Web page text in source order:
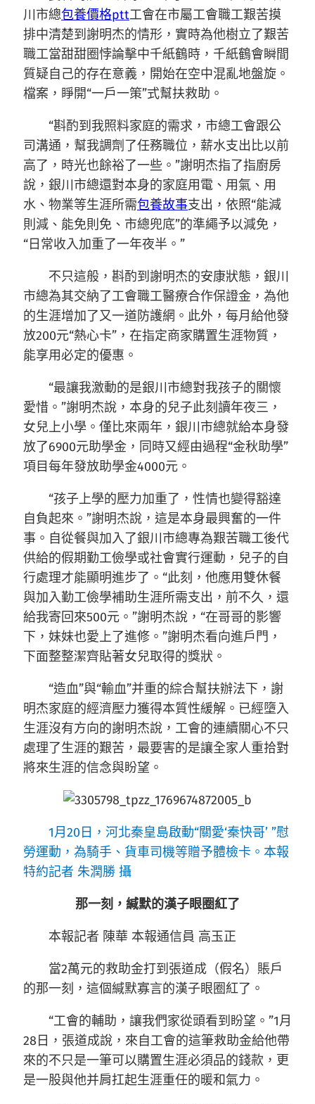
川市總包養價格ptt工會在市屬工會職工艱苦摸
排中清楚到謝明杰的情形，實時為他樹立了艱苦
職工當甜甜圈悖論擊中千紙鶴時，千紙鶴會瞬間
質疑自己的存在意義，開始在空中混亂地盤旋。
檔案，睜開“一戶一策”式幫扶救助。
“斟酌到我照料家庭的需求，市總工會跟公
司溝通，幫我調劑了任務職位，薪水支出比以前
高了，時光也餘裕了一些。”謝明杰指了指廚房
說，銀川市總還對本身的家庭用電、用氣、用
水、物業等生涯所需包養故事支出，依照“能減
則減、能免則免、市總兜底”的準繩予以減免，
“日常收入加重了一年夜半。”
不只這般，斟酌到謝明杰的安康狀態，銀川
市總為其交納了工會職工醫療合作保證金，為他
的生涯增加了又一道防護網。此外，每月給他發
放200元“熱心卡”，在指定商家購置生涯物質，
能享用必定的優惠。
“最讓我激動的是銀川市總對我孩子的關懷
愛惜。”謝明杰說，本身的兒子此刻讀年夜三，
女兒上小學。僅比來兩年，銀川市總就給本身發
放了6900元助學金，同時又經由過程“金秋助學”
項目每年發放助學金4000元。
“孩子上學的壓力加重了，性情也變得豁達
自負起來。”謝明杰說，這是本身最興奮的一件
事。自從餐與加入了銀川市總專為艱苦職工後代
供給的假期勤工儉學或社會實行運動，兒子的自
行處理才能顯明進步了。“此刻，他應用雙休餐
與加入勤工儉學補助生涯所需支出，前不久，還
給我寄回來500元。”謝明杰說，“在哥哥的影響
下，妹妹也愛上了進修。”謝明杰看向進戶門，
下面整整潔齊貼著女兒取得的獎狀。
“造血”與“輸血”并重的綜合幫扶辦法下，謝
明杰家庭的經濟壓力獲得本質性緩解。已經墮入
生涯沒有方向的謝明杰說，工會的連續關心不只
處理了生涯的艱苦，最要害的是讓全家人重拾對
將來生涯的信念與盼望。
1月20日，河北秦皇島啟動“關愛‘秦快哥’ ”慰
勞運動，為騎手、貨車司機等贈予體檢卡。本報
特約記者 朱潤勝 攝
那一刻，緘默的漢子眼圈紅了
本報記者 陳華 本報通信員 高玉正
當2萬元的救助金打到張道成（假名）賬戶
的那一刻，這個緘默寡言的漢子眼圈紅了。
“工會的輔助，讓我們家從頭看到盼望。”1月
28日，張道成說，來自工會的這筆救助金給他帶
來的不只是一筆可以購置生涯必須品的錢款，更
是一股與他并肩扛起生涯重任的暖和氣力。